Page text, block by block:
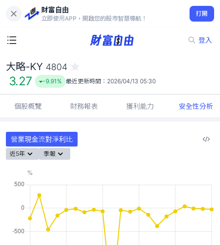
財富自由
立即使用APP，開啟您的股市智慧導航！
打開
登入
3.27
-9.91%
大略-KY 4804
3.27 -9.91% 最近更新時間： 2026/04/13 05:30
個股概覽 財務報表 獲利能力 安全性分析
營業現金流對淨利比
近5年 季報